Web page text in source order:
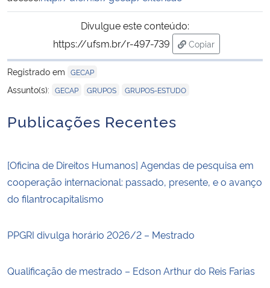
Divulgue este conteúdo:
https://ufsm.br/r-497-739
Copiar
para área de
Registrado em GECAP
Assunto(s): GECAP GRUPOS GRUPOS-ESTUDO
Publicações Recentes
[Oficina de Direitos Humanos] Agendas de pesquisa em
cooperação internacional: passado, presente, e o avanço
do filantrocapitalismo
PPGRI divulga horário 2026/2 – Mestrado
Qualificação de mestrado – Edson Arthur do Reis Farias